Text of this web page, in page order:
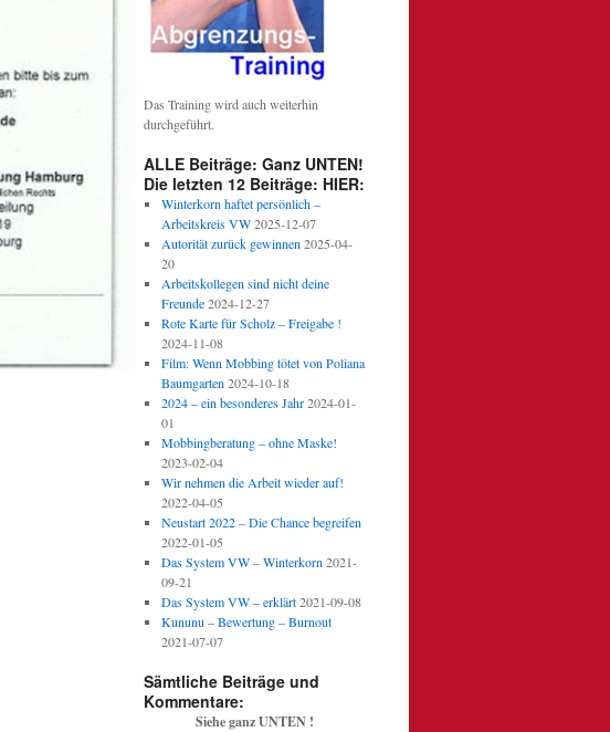
Das Training wird auch weiterhin
durchgeführt.
ALLE Beiträge: Ganz UNTEN!
Die letzten 12 Beiträge: HIER:
Winterkorn haftet persönlich –
Arbeitskreis VW 2025-12-07
Autorität zurück gewinnen 2025-04-
20
Arbeitskollegen sind nicht deine
Freunde 2024-12-27
Rote Karte für Scholz – Freigabe !
2024-11-08
Film: Wenn Mobbing tötet von Poliana
Baumgarten 2024-10-18
2024 – ein besonderes Jahr 2024-01-
01
Mobbingberatung – ohne Maske!
2023-02-04
Wir nehmen die Arbeit wieder auf!
2022-04-05
Neustart 2022 – Die Chance begreifen
2022-01-05
Das System VW – Winterkorn 2021-
09-21
Das System VW – erklärt 2021-09-08
Kununu – Bewertung – Burnout
2021-07-07
Sämtliche Beiträge und
Kommentare:
Siehe ganz UNTEN !